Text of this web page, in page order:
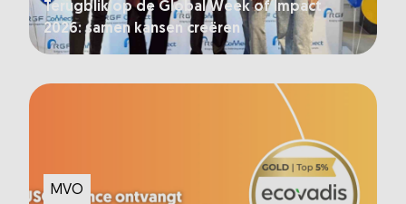
Terugblik op de Global Week of Impact
2026: samen kansen creëren
MVO